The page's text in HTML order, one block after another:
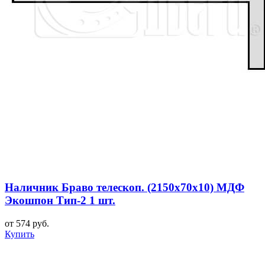
Наличник Браво телескоп. (2150x70x10) МДФ
Экошпон Тип-2 1 шт.
от 574 руб.
Купить